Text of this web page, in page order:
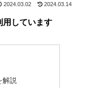
2024.03.02 2024.03.14
しています
解説